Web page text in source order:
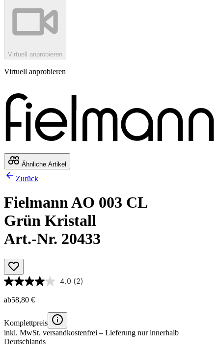
Virtuell anprobieren
Virtuell anprobieren
Ähnliche Artikel
Zurück
Fielmann AO 003 CL
Grün Kristall
Art.-Nr. 20433
4.0 (2)
ab58,80 €
Komplettpreis
inkl. MwSt. versandkostenfrei – Lieferung nur innerhalb
Deutschlands